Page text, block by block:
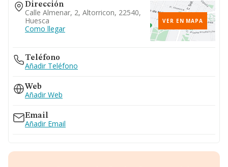
Dirección
Calle Almenar, 2, Altorricon, 22540,
Huesca
Como llegar
VER EN MAPA
Teléfono
Añadir Teléfono
Web
Añadir Web
Email
Añadir Email